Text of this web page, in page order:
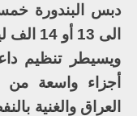
دبس البندورة
الى 13 أو 14 الف ليرة (26 دولارا)”.
أجزاء واسعة من
العراق والغنية